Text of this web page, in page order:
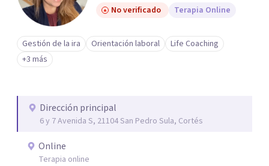
No verificado Terapia Online
Gestión de la ira Orientación laboral
Life Coaching
+3 más
Dirección principal
6 y 7 Avenida S, 21104 San Pedro Sula, Cortés
Online
Terapia online